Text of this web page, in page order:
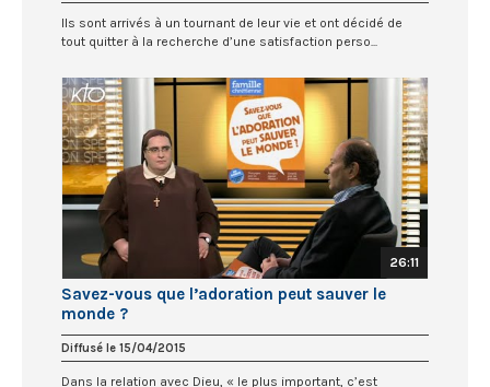
Ils sont arrivés à un tournant de leur vie et ont décidé de
tout quitter à la recherche d’une satisfaction perso...
26:11
Savez-vous que l’adoration peut sauver le
monde ?
Diffusé le 15/04/2015
Dans la relation avec Dieu, « le plus important, c’est